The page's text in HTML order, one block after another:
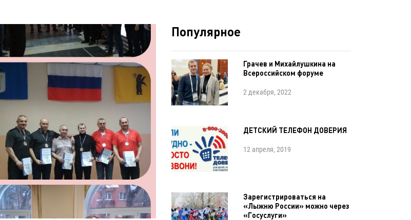
Популярное
Грачев и Михайлушкина на
Всероссийском форуме
2 декабря, 2022
ДЕТСКИЙ ТЕЛЕФОН ДОВЕРИЯ
12 апреля, 2019
Зарегистрироваться на
«Лыжню России» можно через
«Госуслуги»